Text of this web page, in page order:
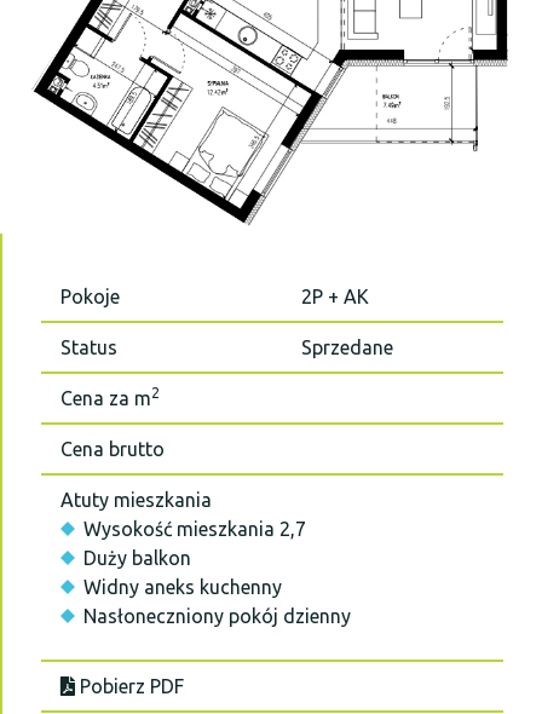
Pokoje 2P + AK
Status Sprzedane
Cena za m2
Cena brutto
Atuty mieszkania
Wysokość mieszkania 2,7
Duży balkon
Widny aneks kuchenny
Nasłoneczniony pokój dzienny
Pobierz PDF